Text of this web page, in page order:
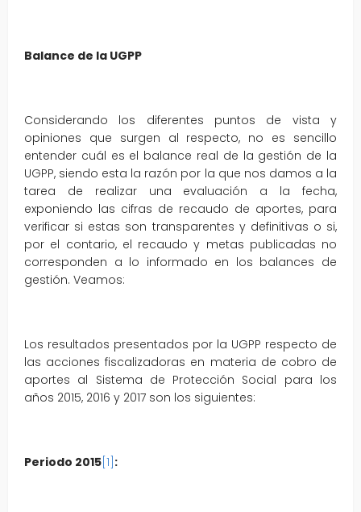
Balance de la UGPP
Considerando los diferentes puntos de vista y
opiniones que surgen al respecto, no es sencillo
entender cuál es el balance real de la gestión de la
UGPP, siendo esta la razón por la que nos damos a la
tarea de realizar una evaluación a la fecha,
exponiendo las cifras de recaudo de aportes, para
verificar si estas son transparentes y definitivas o si,
por el contario, el recaudo y metas publicadas no
corresponden a lo informado en los balances de
gestión. Veamos:
Los resultados presentados por la UGPP respecto de
las acciones fiscalizadoras en materia de cobro de
aportes al Sistema de Protección Social para los
años 2015, 2016 y 2017 son los siguientes:
Periodo 2015[1] :